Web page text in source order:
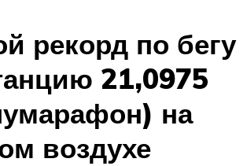
рекорд по бегу
21,0975
на
воздухе